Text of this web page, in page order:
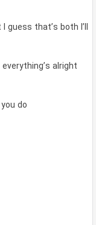
guess that’s both I’ll
alright
do